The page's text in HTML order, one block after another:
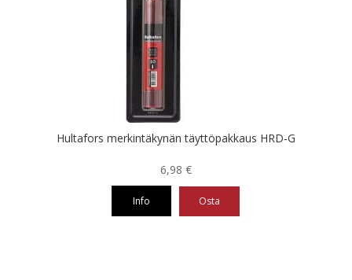
Hultafors merkintäkynän täyttöpakkaus HRD-G
6,98 €
Info Osta